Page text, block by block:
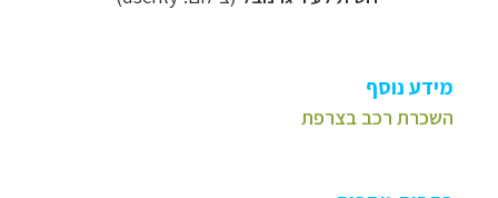
מידע נוסף
השכרת רכב בצרפת